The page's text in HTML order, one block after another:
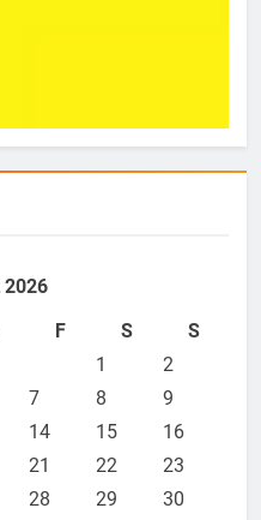
F S
S
1
2
7 8
9
14 15
16
21 22
23
28 29
30